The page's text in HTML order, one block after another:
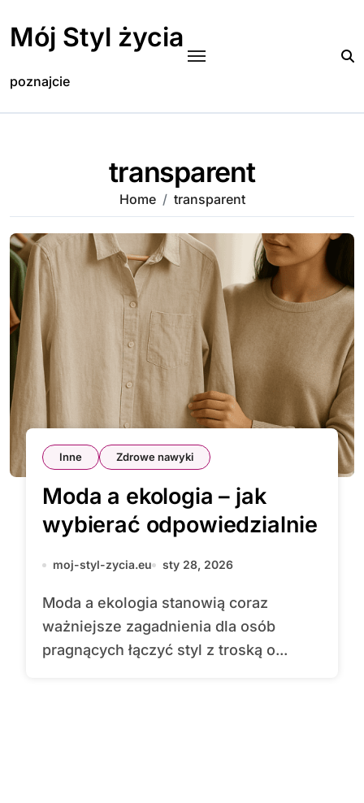
content
Mój Styl życia
poznajcie
transparent
Home transparent
Inne Zdrowe nawyki
Moda a ekologia – jak
wybierać odpowiedzialnie
moj-styl-zycia.eu sty 28, 2026
Moda a ekologia stanowią coraz
ważniejsze zagadnienia dla osób
pragnących łączyć styl z troską o...